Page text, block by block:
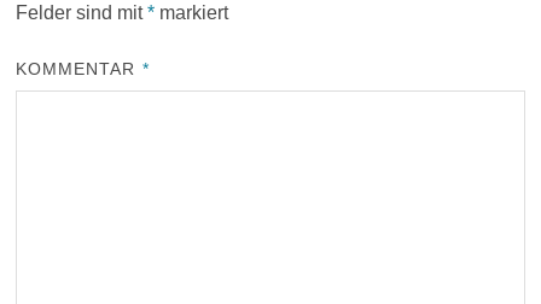
Felder sind mit*markiert
KOMMENTAR *